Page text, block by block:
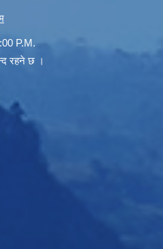
P.M.
रहने छ ।